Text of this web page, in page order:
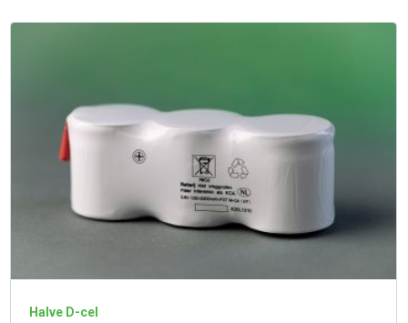
Halve D-cel